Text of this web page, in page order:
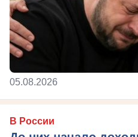
05.08.2026
В России